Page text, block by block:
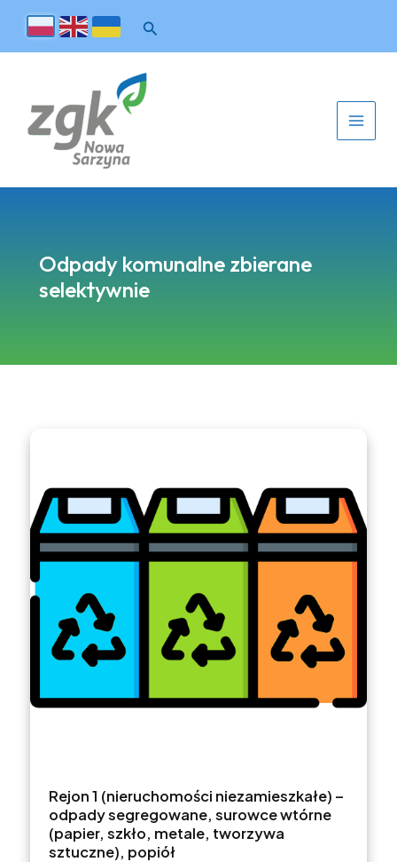
Odpady komunalne zbierane
selektywnie
Rejon 1 (nieruchomości niezamieszkałe) –
odpady segregowane, surowce wtórne
(papier, szkło, metale, tworzywa
sztuczne), popiół